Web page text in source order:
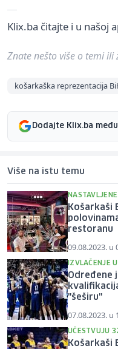
Klix.ba čitajte i u našoj
Znate nešto više o temi
košarkaška reprezentacija
Dodajte Klix.ba
Više na istu temu
Košarkaši
restoranu
09.08.2023. u
IZVLAČENJE
Određene
"šeširu"
07.08.2023. u
UČESTVUJU
Košarkaši